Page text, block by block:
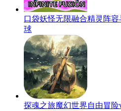
口袋妖怪无限融合精灵阵
球
探魂之旅魔幻世界自由冒险